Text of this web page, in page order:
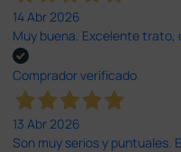
14 Abr 2026
Muy buena. Excelente trato,
Comprador verificado
13 Abr 2026
Son muy serios y puntuales.